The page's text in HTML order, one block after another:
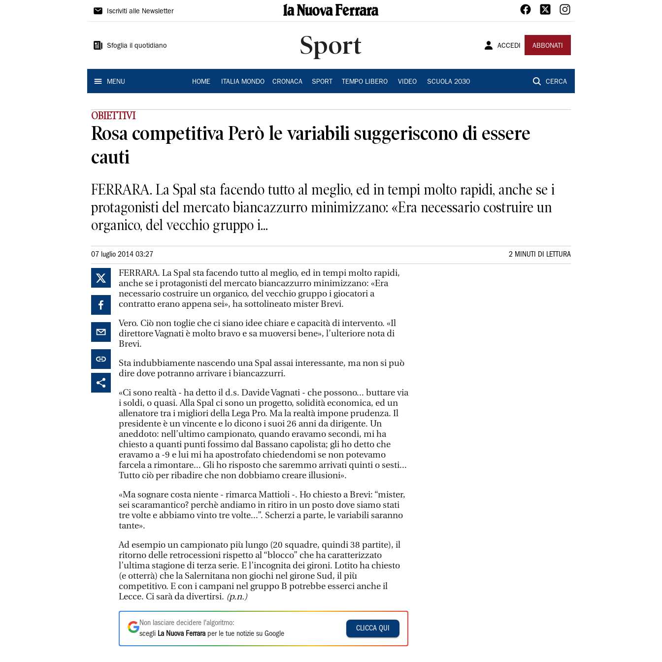
La
Ferrara
Iscriviti alle Newsletter
Sfoglia il quotidiano Sport ACCEDI ABBONATI
MENU HOME ITALIA MONDO CRONACA SPORT TEMPO LIBERO VIDEO SCUOLA 2030 CERCA
OBIETTIVI
Rosa competitiva Però le variabili suggeriscono di essere
cauti
FERRARA. La Spal sta facendo tutto al meglio, ed in tempi molto rapidi, anche se i
protagonisti del mercato biancazzurro minimizzano: «Era necessario costruire un
organico, del vecchio gruppo i...
07 luglio 2014 03:27 2 MINUTI DI LETTURA
FERRARA. La Spal sta facendo tutto al meglio, ed in tempi molto rapidi,
anche se i protagonisti del mercato biancazzurro minimizzano: «Era
necessario costruire un organico, del vecchio gruppo i giocatori a
contratto erano appena sei», ha sottolineato mister Brevi.
Vero. Ciò non toglie che ci siano idee chiare e capacità di intervento. «Il
direttore Vagnati è molto bravo e sa muoversi bene», l’ulteriore nota di
Brevi.
Sta indubbiamente nascendo una Spal assai interessante, ma non si può
dire dove potranno arrivare i biancazzurri.
«Ci sono realtà - ha detto il d.s. Davide Vagnati - che possono... buttare via
i soldi, o quasi. Alla Spal ci sono un progetto, solidità economica, ed un
allenatore tra i migliori della Lega Pro. Ma la realtà impone prudenza. Il
presidente è un vincente e lo dicono i suoi 26 anni da dirigente. Un
aneddoto: nell’ultimo campionato, quando eravamo secondi, mi ha
chiesto a quanti punti fossimo dal Bassano capolista; gli ho detto che
eravamo a -9 e lui mi ha apostrofato chiedendomi se non potevamo
farcela a rimontare... Gli ho risposto che saremmo arrivati quinti o sesti...
Tutto ciò per ribadire che non dobbiamo creare illusioni».
«Ma sognare costa niente - rimarca Mattioli -. Ho chiesto a Brevi: “mister,
sei scaramantico? perchè andiamo in ritiro in un posto dove siamo stati
tre volte e abbiamo vinto tre volte...”. Scherzi a parte, le variabili saranno
tante».
Ad esempio un campionato più lungo (20 squadre, quindi 38 partite), il
ritorno delle retrocessioni rispetto al “blocco” che ha caratterizzato
l’ultima stagione di terza serie. E l’incognita dei gironi. Lotito ha chiesto
(e otterrà) che la Salernitana non giochi nel girone Sud, il più
competitivo. E con i campani nel gruppo B potrebbe esserci anche il
Lecce. Ci sarà da divertirsi. (p.n.)
Non lasciare decidere l'algoritmo:
scegli La Nuova Ferrara per le tue notizie su Google
CLICCA QUI